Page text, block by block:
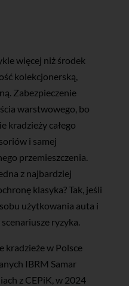
więcej niż środek
kolekcjonerską,
Zabezpieczenie
warstwowego, bo
kradzieży całego
i samej
przemieszczenia.
z najbardziej
klasyka? Tak, jeśli
użytkowania auta i
ryzyka.
kradzieże w Polsce
IBRM Samar
z CEPiK, w 2024